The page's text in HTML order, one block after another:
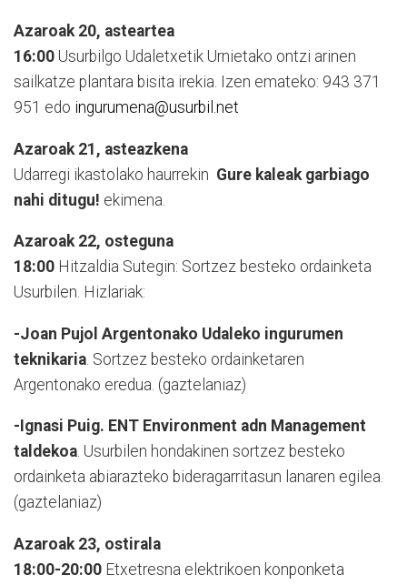
Azaroak 20, asteartea
16:00 Usurbilgo Udaletxetik Urnietako ontzi arinen
sailkatze plantara bisita irekia. Izen emateko: 943 371
951 edo ingurumena@usurbil.net
Azaroak 21, asteazkena
Udarregi ikastolako haurrekin Gure kaleak garbiago
nahi ditugu! ekimena.
Azaroak 22, osteguna
18:00 Hitzaldia Sutegin: Sortzez besteko ordainketa
Usurbilen. Hizlariak:
-Joan Pujol Argentonako Udaleko ingurumen
teknikaria . Sortzez besteko ordainketaren
Argentonako eredua. (gaztelaniaz)
-Ignasi Puig. ENT Environment adn Management
taldekoa. Usurbilen hondakinen sortzez besteko
ordainketa abiarazteko bideragarritasun lanaren egilea.
(gaztelaniaz)
Azaroak 23, ostirala
18:00-20:00 Etxetresna elektrikoen konponketa